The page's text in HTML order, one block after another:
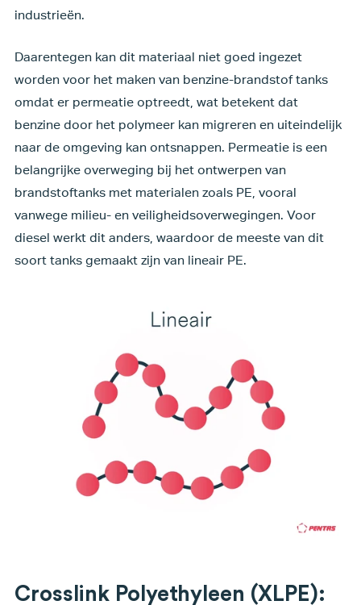
industrieën.
Daarentegen kan dit materiaal niet goed ingezet
worden voor het maken van benzine-brandstof tanks
omdat er permeatie optreedt, wat betekent dat
benzine door het polymeer kan migreren en uiteindelijk
naar de omgeving kan ontsnappen. Permeatie is een
belangrijke overweging bij het ontwerpen van
brandstoftanks met materialen zoals PE, vooral
vanwege milieu- en veiligheidsoverwegingen. Voor
diesel werkt dit anders, waardoor de meeste van dit
soort tanks gemaakt zijn van lineair PE.
Crosslink Polyethyleen (XLPE):